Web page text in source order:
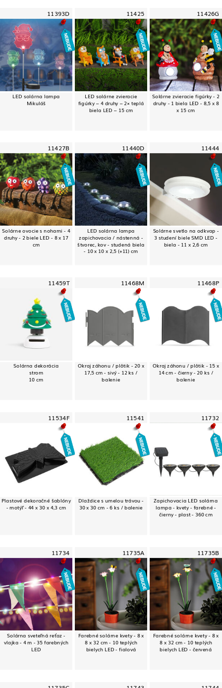
11393D
LED solárna lampa
Mikuláš
11425
LED solárne zvieracie
figúrky – 4 druhy – 2× teplá
biela LED – 15 cm
11426G
Solárne zvieracie figúrky - 2
druhy - 1 biela LED - 8,5 x 8
x 15 cm
11427B
Solárne ovocie s nohami - 4
druhy - 2 biele LED - 8 x 17
cm
11440D
LED solárna lampa
zapichovacia / nástenná -
štvorec, kov - studená biela
- 10 x 10 x 2,5 (+11) cm
11444
Solárne svetlo na odkvap -
3 studení biele SMD LED -
biela - 11 x 2,6 cm
11459T
Solárna dekorácia
strom
10 cm
11468M
Okraj záhonu / plôtik - 20 x
17,5 cm - sivý - 12 ks /
balenie
11468P
Okraj záhonu / plôtik - 15 x
14 cm - čierny - 20 ks /
balenie
11534F
Plastové dekoračné šablóny
- motýľ - 44 x 30 x 4,3 cm
11541
Dlaždice s umelou trávou -
30 x 30 cm - 6 ks / balenie
11732
Zapichovacia LED solárna
lampa - kvety - farebné -
čierny - plast - 360 cm
11734
Solárna sveteľná reťaz -
vlajka - 4 m - 35 farebných
LED
11735A
Farebné solárne kvety - 8 x
8 x 32 cm - 10 teplých
bielych LED - fialová
11735B
Farebné solárne kvety - 8 x
8 x 32 cm - 10 teplých
bielych LED - červená